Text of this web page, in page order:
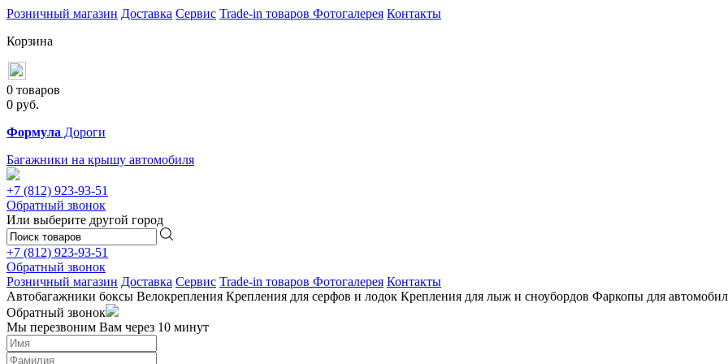
Розничный магазин Доставка Сервис Trade-in товаров Фотогалерея Контакты
Корзина
0 товаров
0 руб.
Формула Дороги
Багажники на крышу автомобиля
+7 (812) 923-93-51
Обратный звонок
Или выберите другой город
+7 (812) 923-93-51
Обратный звонок
Розничный магазин Доставка Сервис Trade-in товаров Фотогалерея Контакты
Автобагажники боксы Велокрепления Крепления для серфов и лодок Крепления для лыж и сноубордов Фаркопы для
Обратный звонок
Мы перезвоним Вам через 10 минут